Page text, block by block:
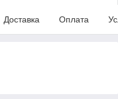
Доставка Оплата